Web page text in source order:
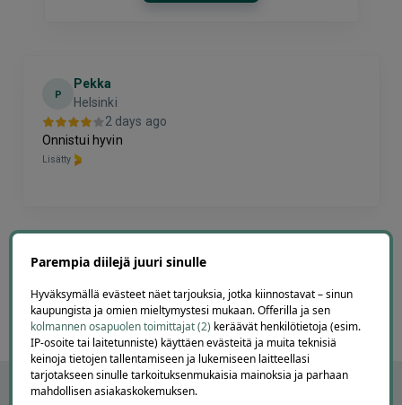
P
Pekka
Helsinki
2 days ago
Onnistui hyvin
Lisätty
Parempia diilejä juuri sinulle
Hyväksymällä evästeet näet tarjouksia, jotka kiinnostavat – sinun
kaupungista ja omien mieltymystesi mukaan. Offerilla ja sen
kolmannen osapuolen toimittajat (2) keräävät henkilötietoja (esim.
IP-osoite tai laitetunniste) käyttäen evästeitä ja muita teknisiä
keinoja tietojen tallentamiseen ja lukemiseen laitteellasi
tarjotakseen sinulle tarkoituksenmukaisia mainoksia ja parhaan
mahdollisen asiakaskokemuksen.